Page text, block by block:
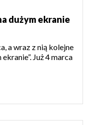
dużym ekranie
a wraz z nią kolejne
Już 4 marca